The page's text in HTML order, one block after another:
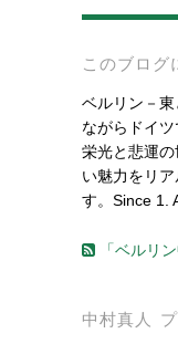
-
このブログ
ベルリン－
ながらドイ
栄光と悲運
い魅力をリ
す。Since 1.
「ベルリ
中村真人